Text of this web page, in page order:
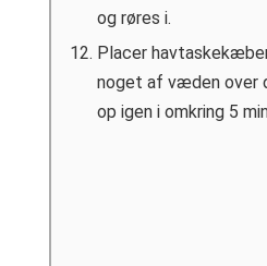
og røres i.
Placer
noget af væden over
op igen i omkring 5